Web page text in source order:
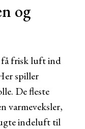
og
frisk luft ind
spiller
De fleste
varmeveksler,
indeluft til